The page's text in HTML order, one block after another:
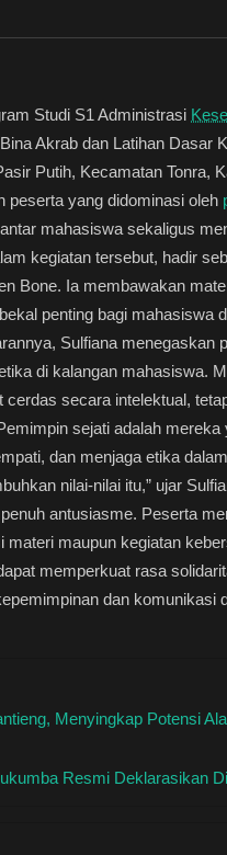
Studi S1 Administrasi
Akrab dan Latihan Dasar
Putih, Kecamatan Tonra,
peserta yang didominasi oleh
mahasiswa sekaligus
kegiatan tersebut, hadir
Bone. Ia membawakan
penting bagi mahasiswa
Sulfiana menegaskan
di kalangan mahasiswa.
cerdas secara intelektual,
sejati adalah
dan menjaga etika
nilai-nilai itu,” ujar
antusiasme. Peserta
maupun kegiatan
memperkuat rasa
dan komunikasi
Menyingkap Potensi
Resmi Deklarasikan